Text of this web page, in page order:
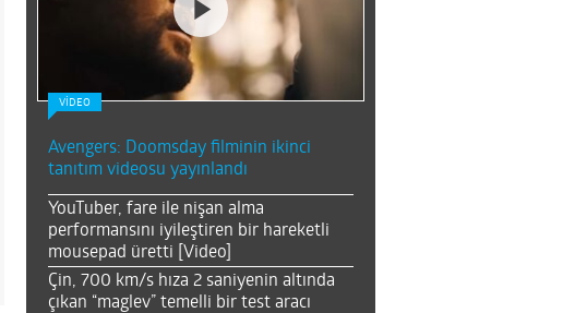
VİDEO
Avengers: Doomsday filminin ikinci
tanıtım videosu yayınlandı
YouTuber, fare ile nişan alma
performansını iyileştiren bir hareketli
mousepad üretti [Video]
Çin, 700 km/s hıza 2 saniyenin altında
çıkan “maglev” temelli bir test aracı